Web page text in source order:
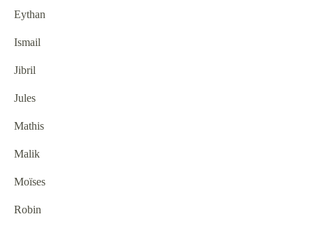
Eythan
Ismail
Jibril
Jules
Mathis
Malik
Moïses
Robin